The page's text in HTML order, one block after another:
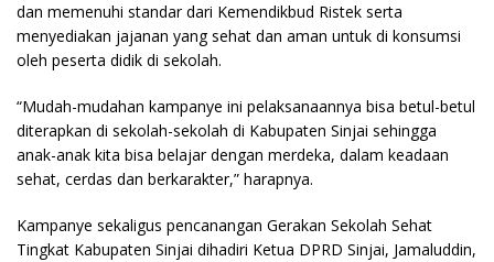
dan memenuhi standar dari Kemendikbud Ristek serta
menyediakan jajanan yang sehat dan aman untuk di konsumsi
oleh peserta didik di sekolah.
“Mudah-mudahan kampanye ini pelaksanaannya bisa betul-betul
diterapkan di sekolah-sekolah di Kabupaten Sinjai sehingga
anak-anak kita bisa belajar dengan merdeka, dalam keadaan
sehat, cerdas dan berkarakter,” harapnya.
Kampanye sekaligus pencanangan Gerakan Sekolah Sehat
Tingkat Kabupaten Sinjai dihadiri Ketua DPRD Sinjai, Jamaluddin,